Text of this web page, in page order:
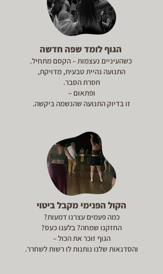
הגוף לומד שפה חדשה
כשהעיניים נעצמות – הקסם מתחיל.
התנועה נהיית טבעית, מדויקת,
חסרת הסבר.
ופתאום –
זו בדיוק התנועה שהנשמה ביקשה.
הקול הפנימי מקבל ביטוי
כמה פעמים עצרנו דמעות?
החזקנו שמחה? בלענו כעס?
הגוף זוכר את הכול –
והסדנאות שלנו נותנות לו רשות לשחרר.